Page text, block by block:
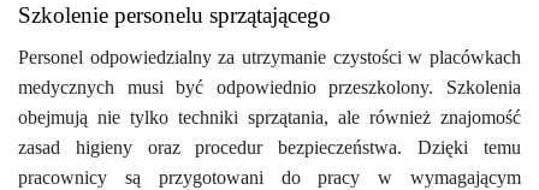
Szkolenie personelu sprzątającego
Personel odpowiedzialny za utrzymanie czystości w placówkach
medycznych musi być odpowiednio przeszkolony. Szkolenia
obejmują nie tylko techniki sprzątania, ale również znajomość
zasad higieny oraz procedur bezpieczeństwa. Dzięki temu
pracownicy są przygotowani do pracy w wymagającym